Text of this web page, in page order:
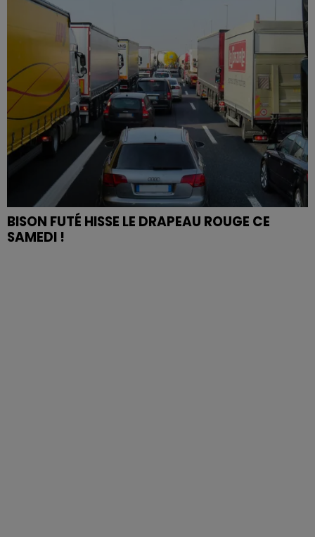
BISON FUTÉ HISSE LE DRAPEAU ROUGE CE
SAMEDI !